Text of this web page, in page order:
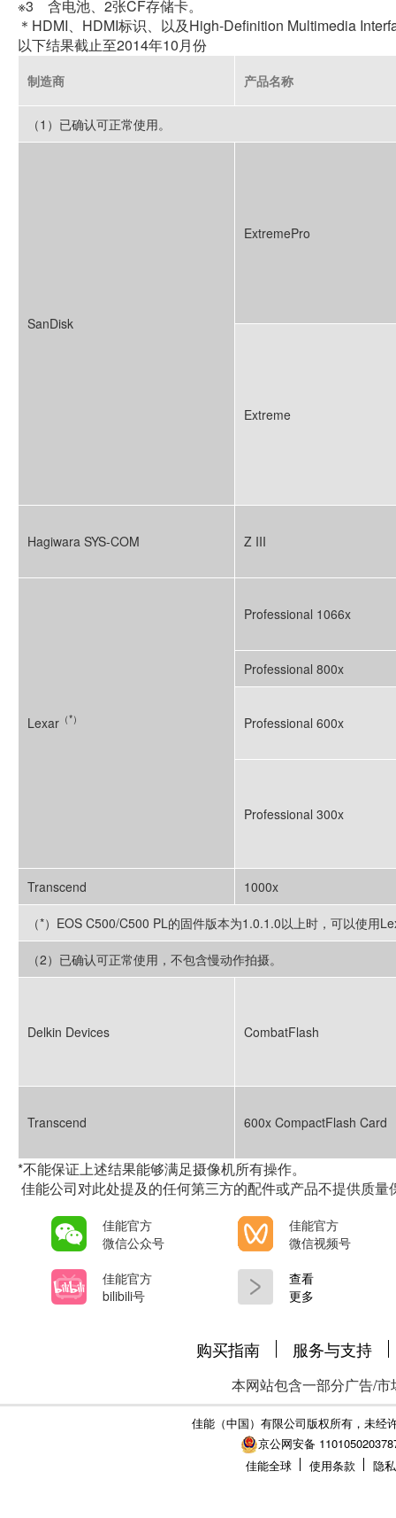
※3 含电池、2张CF存储卡。
＊HDMI、HDMI标识、以及High-Definition Multimedia
以下结果截止至2014年10月份
制造商 产品名称
（1）已确认可正常使用。
SanDisk
ExtremePro
Extreme
Hagiwara SYS-COM Z III
Lexar （*）
Professional 1066x
Professional 800x
Professional 600x
Professional 300x
Transcend 1000x
（*）EOS C500/C500 PL的固件版本为1.0.1.0以上时，可以使用
（2）已确认可正常使用，不包含慢动作拍摄。
Delkin Devices CombatFlash
Transcend 600x CompactFlash Card
*不能保证上述结果能够满足摄像机所有操作。
佳能公司对此处提及的任何第三方的配件或产品不提供质量
佳能官方
微信公众号
佳能官方
微信视频号
佳能官方
bilibili号
查看
更多
购买指南 服务与支持
本网站包含一部分广告/
佳能（中国）有限公司版权所有，未经
京公网安备
佳能全球
使用条款 隐